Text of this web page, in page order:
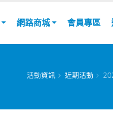
網路商城 會員專區
活動資訊 近期活動